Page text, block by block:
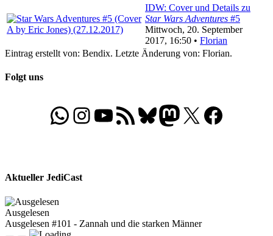
IDW: Cover und Details zu
Star Wars Adventures #5
Mittwoch, 20. September
2017, 16:50 • Florian
Eintrag erstellt von: Bendix. Letzte Änderung von: Florian.
Folgt uns
WhatsApp
Folgt uns auf Instagram
Besucht unseren YouTube-Kanal
RSS-FeedBluesky
Folgt uns auf Mastodon
X Folgt uns auf
Aktueller JediCast
Ausgelesen
Ausgelesen #101 - Zannah und die starken Männer